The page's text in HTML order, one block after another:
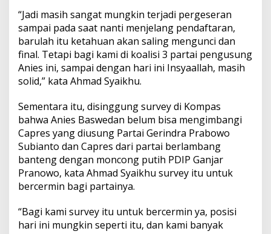
“Jadi masih sangat mungkin terjadi pergeseran
sampai pada saat nanti menjelang pendaftaran,
barulah itu ketahuan akan saling mengunci dan
final. Tetapi bagi kami di koalisi 3 partai pengusung
Anies ini, sampai dengan hari ini Insyaallah, masih
solid,” kata Ahmad Syaikhu.
Sementara itu, disinggung survey di Kompas
bahwa Anies Baswedan belum bisa mengimbangi
Capres yang diusung Partai Gerindra Prabowo
Subianto dan Capres dari partai berlambang
banteng dengan moncong putih PDIP Ganjar
Pranowo, kata Ahmad Syaikhu survey itu untuk
bercermin bagi partainya.
“Bagi kami survey itu untuk bercermin ya, posisi
hari ini mungkin seperti itu, dan kami banyak